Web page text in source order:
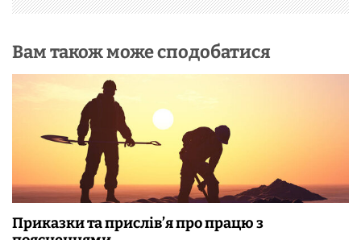
Вам також може сподобатися
Приказки та прислів’я про працю з